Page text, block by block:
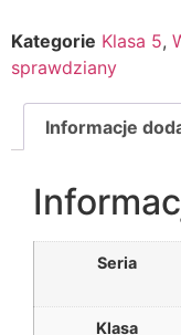
Kategorie Klasa 5,
sprawdziany
Informacje
Seria
Klasa